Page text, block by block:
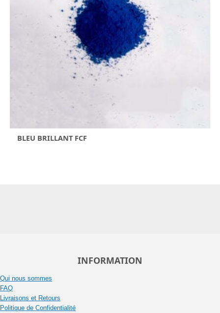
BLEU BRILLANT FCF
INFORMATION
Qui nous sommes
FAQ
Livraisons et Retours
Politique de Confidentialité